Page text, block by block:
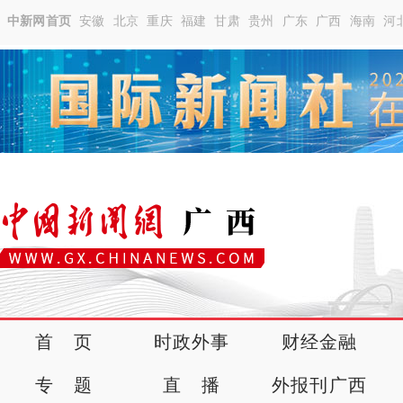
中新网首页 安徽 北京 重庆 福建 甘肃 贵州 广东 广西 海南 河
首 页 时政外事 财经金融
专 题 直 播 外报刊广西